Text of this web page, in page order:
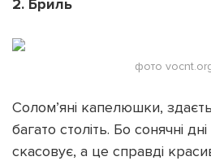
2. Бриль
фото
Солом’яні капелюшки,
багато століть. Бо сонячні дні
скасовує, а це справді